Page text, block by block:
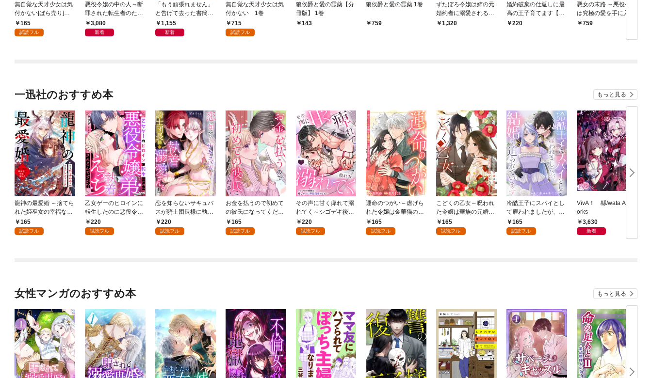
無自覚な天才少女は気
付かない[ばら売り]
第1話
165
試読フル
悪役令嬢の中の人～断
罪された転生者のため
嘘つきヒロインに復讐
いたします～ 白梅ナズ
3,080
新着
「もう頑張れません」
と告げて去った書簡官
を、王太子は思い出せ
なかった～王国は破綻
1,155
新着
無自覚な天才少女は気
付かない 1巻
715
試読フル
狼侯爵と愛の霊薬【分
冊版】 1巻
143
狼侯爵と愛の霊薬 1巻
759
ずたぼろ令嬢は姉の元
婚約者に溺愛される
（ノベル）
1,320
婚約破棄の仕返しに最
高の王子育てます【マ
イクロ】
220
悪女の末路 ～悪役令嬢
は究極の愛を手に入れ
る～アンソロジーコミ
759
一迅社のおすすめ本 もっと見る
龍神の最愛婚 ～捨てら
れた姫巫女の幸福な嫁
入り～: 1
165
試読フル
乙女ゲーのヒロインに
転生したのに悪役令嬢
の弟（攻略対象外）に
執着えっちされるんで
220
試読フル
恋を知らないサキュバ
スが騎士団長様に執着
溺愛されるまで: 1
220
試読フル
お金を払うので初めて
の彼氏になってくださ
い: 1
165
試読フル
その声に甘く痺れて溺
れてく～シゴデキ後輩
は推しのメロ声配信者
でした～: 1
220
試読フル
運命のつがい～虐げら
れた令嬢は金華猫の一
途な愛で幸せを掴む～:
1
165
試読フル
こどくの乙女～呪われ
た令嬢は華族の元婚約
者に溺愛される～: 1
165
試読フル
冷酷王子にスパイとし
て雇われましたが、結
婚を迫られています: 1
165
試読フル
VivA！ 緜/wata Art W
orks
3,630
新着
女性マンガのおすすめ本 もっと見る